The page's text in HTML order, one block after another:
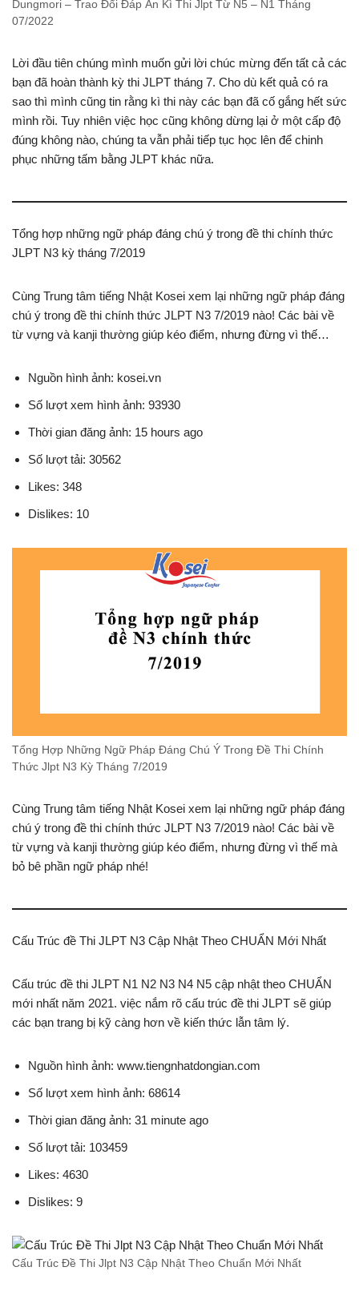
Dungmori – Trao Đổi Đáp Án Kì Thi Jlpt Từ N5 – N1 Tháng
07/2022
Lời đầu tiên chúng mình muốn gửi lời chúc mừng đến tất cả các
bạn đã hoàn thành kỳ thi JLPT tháng 7. Cho dù kết quả có ra
sao thì mình cũng tin rằng kì thi này các bạn đã cố gắng hết sức
mình rồi. Tuy nhiên việc học cũng không dừng lại ở một cấp độ
đúng không nào, chúng ta vẫn phải tiếp tục học lên để chinh
phục những tấm bằng JLPT khác nữa.
Tổng hợp những ngữ pháp đáng chú ý trong đề thi chính thức
JLPT N3 kỳ tháng 7/2019
Cùng Trung tâm tiếng Nhật Kosei xem lại những ngữ pháp đáng
chú ý trong đề thi chính thức JLPT N3 7/2019 nào! Các bài về
từ vựng và kanji thường giúp kéo điểm, nhưng đừng vì thế…
Nguồn hình ảnh: kosei.vn
Số lượt xem hình ảnh: 93930
Thời gian đăng ảnh: 15 hours ago
Số lượt tải: 30562
Likes: 348
Dislikes: 10
Tổng Hợp Những Ngữ Pháp Đáng Chú Ý Trong Đề Thi Chính
Thức Jlpt N3 Kỳ Tháng 7/2019
Cùng Trung tâm tiếng Nhật Kosei xem lại những ngữ pháp đáng
chú ý trong đề thi chính thức JLPT N3 7/2019 nào! Các bài về
từ vựng và kanji thường giúp kéo điểm, nhưng đừng vì thế mà
bỏ bê phần ngữ pháp nhé!
Cấu Trúc đề Thi JLPT N3 Cập Nhật Theo CHUẨN Mới Nhất
Cấu trúc đề thi JLPT N1 N2 N3 N4 N5 cập nhật theo CHUẨN
mới nhất năm 2021. việc nắm rõ cấu trúc đề thi JLPT sẽ giúp
các bạn trang bị kỹ càng hơn về kiến thức lẫn tâm lý.
Nguồn hình ảnh: www.tiengnhatdongian.com
Số lượt xem hình ảnh: 68614
Thời gian đăng ảnh: 31 minute ago
Số lượt tải: 103459
Likes: 4630
Dislikes: 9
Cấu Trúc Đề Thi Jlpt N3 Cập Nhật Theo Chuẩn Mới Nhất